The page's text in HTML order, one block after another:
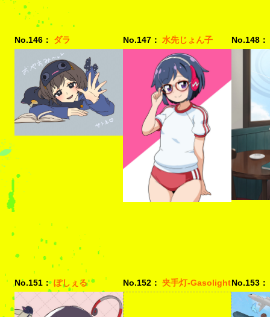
No.146： ダラ No.147： 水先じょん子 No.148：
No.151： ぽしぇる No.152： 夹手灯-GasolightNo.153：